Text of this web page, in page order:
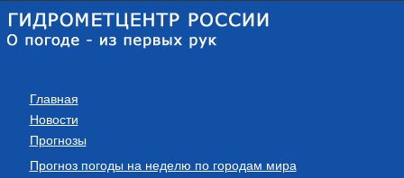
Главная
Новости
Прогнозы
Прогноз погоды на неделю по городам мира